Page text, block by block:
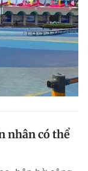
nhân có thể